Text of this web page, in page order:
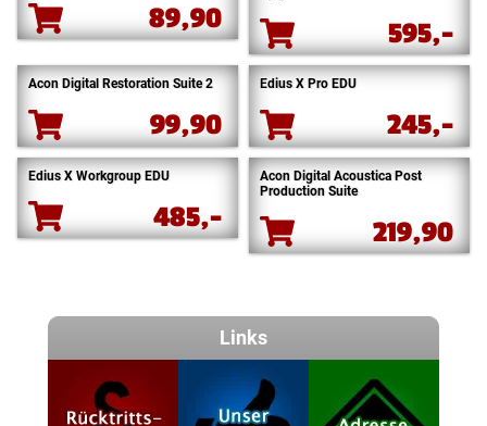
89,90 595,-
Acon Digital Restoration Suite 2
99,90
Edius X Pro EDU
245,-
Edius X Workgroup EDU
485,-
Acon Digital Acoustica Post
Production Suite
219,90
Links